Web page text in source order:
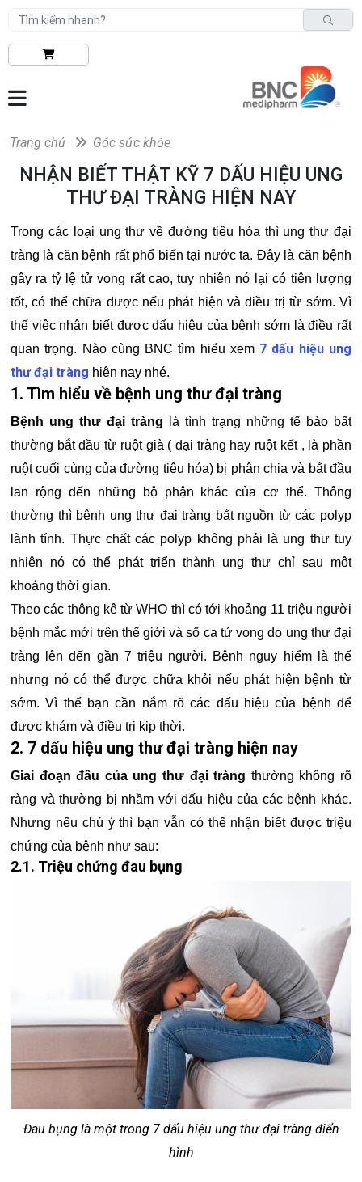
Trang chủ Góc sức khỏe
NHẬN BIẾT THẬT KỸ 7 DẤU HIỆU UNG
THƯ ĐẠI TRÀNG HIỆN NAY
Trong các loại ung thư về đường tiêu hóa thì ung thư đại
tràng là căn bệnh rất phổ biến tại nước ta. Đây là căn bệnh
gây ra tỷ lệ tử vong rất cao, tuy nhiên nó lại có tiên lượng
tốt, có thể chữa được nếu phát hiện và điều trị từ sớm. Vì
thế việc nhận biết được dấu hiệu của bệnh sớm là điều rất
quan trọng. Nào cùng BNC tìm hiểu xem 7 dấu hiệu ung
thư đại tràng hiện nay nhé.
1. Tìm hiểu về bệnh ung thư đại tràng
Bệnh ung thư đại tràng là tình trạng những tế bào bất
thường bắt đầu từ ruột già ( đại tràng hay ruột kết , là phần
ruột cuối cùng của đường tiêu hóa) bị phân chia và bắt đầu
lan rộng đến những bộ phận khác của cơ thể. Thông
thường thì bệnh ung thư đại tràng bắt nguồn từ các polyp
lành tính. Thực chất các polyp không phải là ung thư tuy
nhiên nó có thể phát triển thành ung thư chỉ sau một
khoảng thời gian.
Theo các thông kê từ WHO thì có tới khoảng 11 triệu người
bệnh mắc mới trên thế giới và số ca tử vong do ung thư đại
tràng lên đến gần 7 triệu người. Bệnh nguy hiểm là thế
nhưng nó có thể được chữa khỏi nếu phát hiện bệnh từ
sớm. Vì thế bạn cần nắm rõ các dấu hiệu của bệnh để
được khám và điều trị kịp thời.
2. 7 dấu hiệu ung thư đại tràng hiện nay
Giai đoạn đầu của ung thư đại tràng thường không rõ
ràng và thường bị nhầm với dấu hiệu của các bệnh khác.
Nhưng nếu chú ý thì bạn vẫn có thể nhận biết được triệu
chứng của bệnh như sau:
2.1. Triệu chứng đau bụng
Đau bụng là một trong 7 dấu hiệu ung thư đại tràng điển
hình